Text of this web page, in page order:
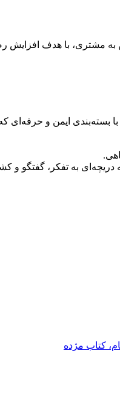
مشتری، با هدف افزایش
بسته‌بندی ایمن و
دریچه‌ای به تفکر، گفتگو
کتاب مژده